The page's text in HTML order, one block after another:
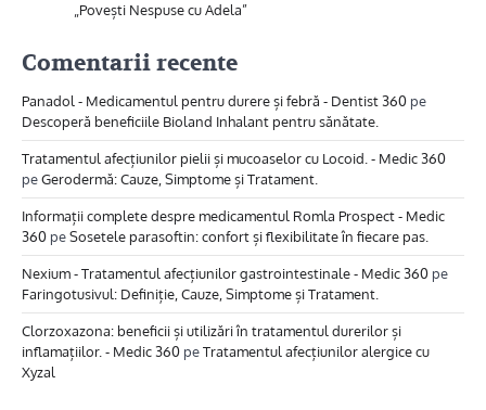
„Povești Nespuse cu Adela”
Comentarii recente
Panadol - Medicamentul pentru durere și febră - Dentist 360 pe
Descoperă beneficiile Bioland Inhalant pentru sănătate.
Tratamentul afecțiunilor pielii și mucoaselor cu Locoid. - Medic 360
peGerodermă: Cauze, Simptome și Tratament.
Informații complete despre medicamentul Romla Prospect - Medic
360 peSosetele parasoftin: confort și flexibilitate în fiecare pas.
Nexium - Tratamentul afecțiunilor gastrointestinale - Medic 360 pe
Faringotusivul: Definiție, Cauze, Simptome și Tratament.
Clorzoxazona: beneficii și utilizări în tratamentul durerilor și
inflamațiilor. - Medic 360 peTratamentul afecțiunilor alergice cu
Xyzal